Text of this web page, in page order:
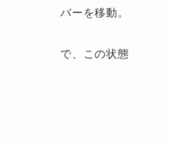
バーを移動。
で、この状態